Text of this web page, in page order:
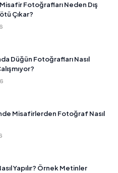
Fotoğrafları Neden Dış
Çıkar?
Düğün Fotoğrafları Nasıl
Misafirlerden Fotoğraf Nasıl
Yapılır? Örnek Metinler